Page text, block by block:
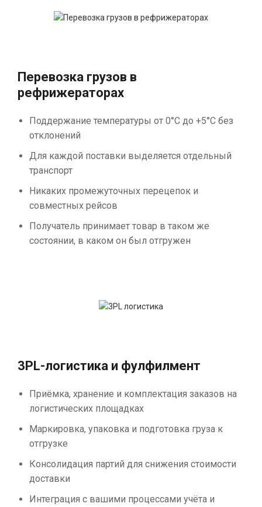
Перевозка грузов в
рефрижераторах
Поддержание температуры от 0°С до +5°С без
отклонений
Для каждой поставки выделяется отдельный
транспорт
Никаких промежуточных перецепок и
совместных рейсов
Получатель принимает товар в таком же
состоянии, в каком он был отгружен
3PL-логистика и фулфилмент
Приёмка, хранение и комплектация заказов на
логистических площадках
Маркировка, упаковка и подготовка груза к
отгрузке
Консолидация партий для снижения стоимости
доставки
Интеграция с вашими процессами учёта и